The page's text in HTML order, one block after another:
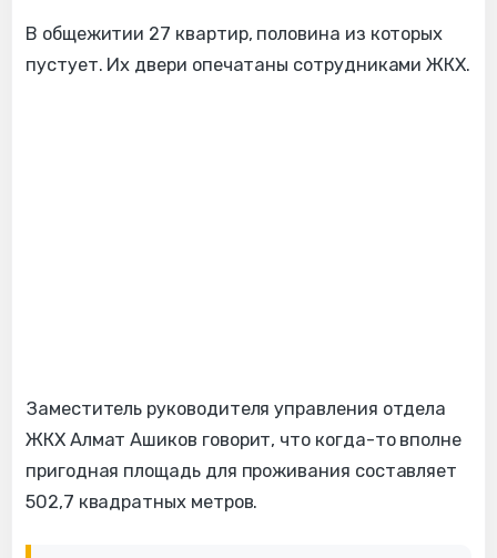
В общежитии 27 квартир, половина из которых
пустует. Их двери опечатаны сотрудниками ЖКХ.
Заместитель руководителя управления отдела
ЖКХ Алмат Ашиков говорит, что когда-то вполне
пригодная площадь для проживания составляет
502,7 квадратных метров.